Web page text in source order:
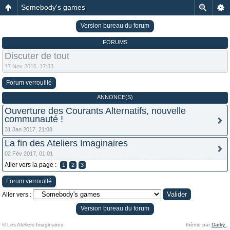
Somebody's games
Version bureau du forum
FORUMS
Discuter de tout
17 Nov 2016, 17:33
Forum verrouillé
ANNONCE(S)
Ouverture des Courants Alternatifs, nouvelle
communauté !
31 Jan 2017, 21:08
La fin des Ateliers Imaginaires
02 Fév 2017, 01:01
Aller vers la page : 1 2 3
Forum verrouillé
Aller vers :
Version bureau du forum
© Les Ateliers Imaginaires thème par Darky